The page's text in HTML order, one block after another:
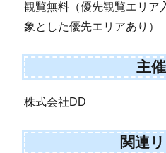
観覧無料（優先観覧エリア
象とした優先エリアあり）
主
株式会社DD
関連